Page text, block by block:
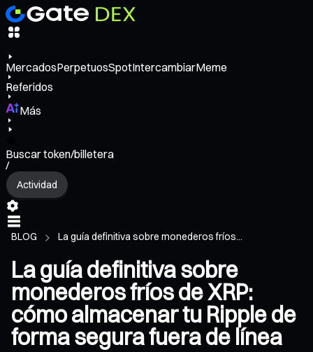
MercadosPerpetuosSpotIntercambiarMeme
Referidos
Más
Buscar token/billetera
/
Actividad
BLOG La guía definitiva sobre monederos fríos...
La guía definitiva sobre
monederos fríos de XRP:
cómo almacenar tu Ripple de
forma segura fuera de línea